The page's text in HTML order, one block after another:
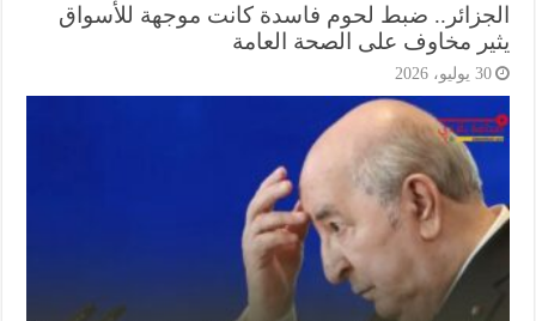
ضبط لحوم فاسدة كانت موجهة للأسواق
مخاوف على الصحة العامة